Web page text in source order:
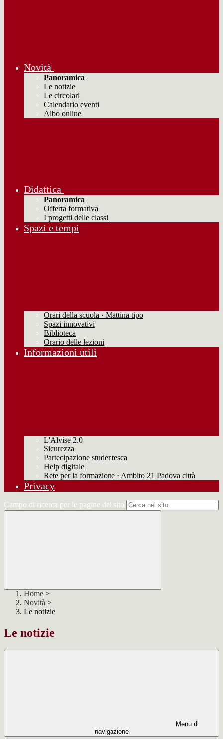
Novità
Panoramica
Le notizie
Le circolari
Calendario eventi
Albo online
Didattica
Panoramica
Offerta formativa
I progetti delle classi
Spazi e tempi
Orari della scuola · Mattina tipo
Spazi innovativi
Biblioteca
Orario delle lezioni
Informazioni utili
L'Alvise 2.0
Sicurezza
Partecipazione studentesca
Help digitale
Rete per la formazione · Ambito 21 Padova città
Privacy
Campo di ricerca per le pagine del sito
Home >
Novità >
Le notizie
Le notizie
Menu di
navigazione